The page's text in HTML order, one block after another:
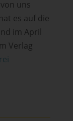
uns
hat es auf die
im April
Verlag